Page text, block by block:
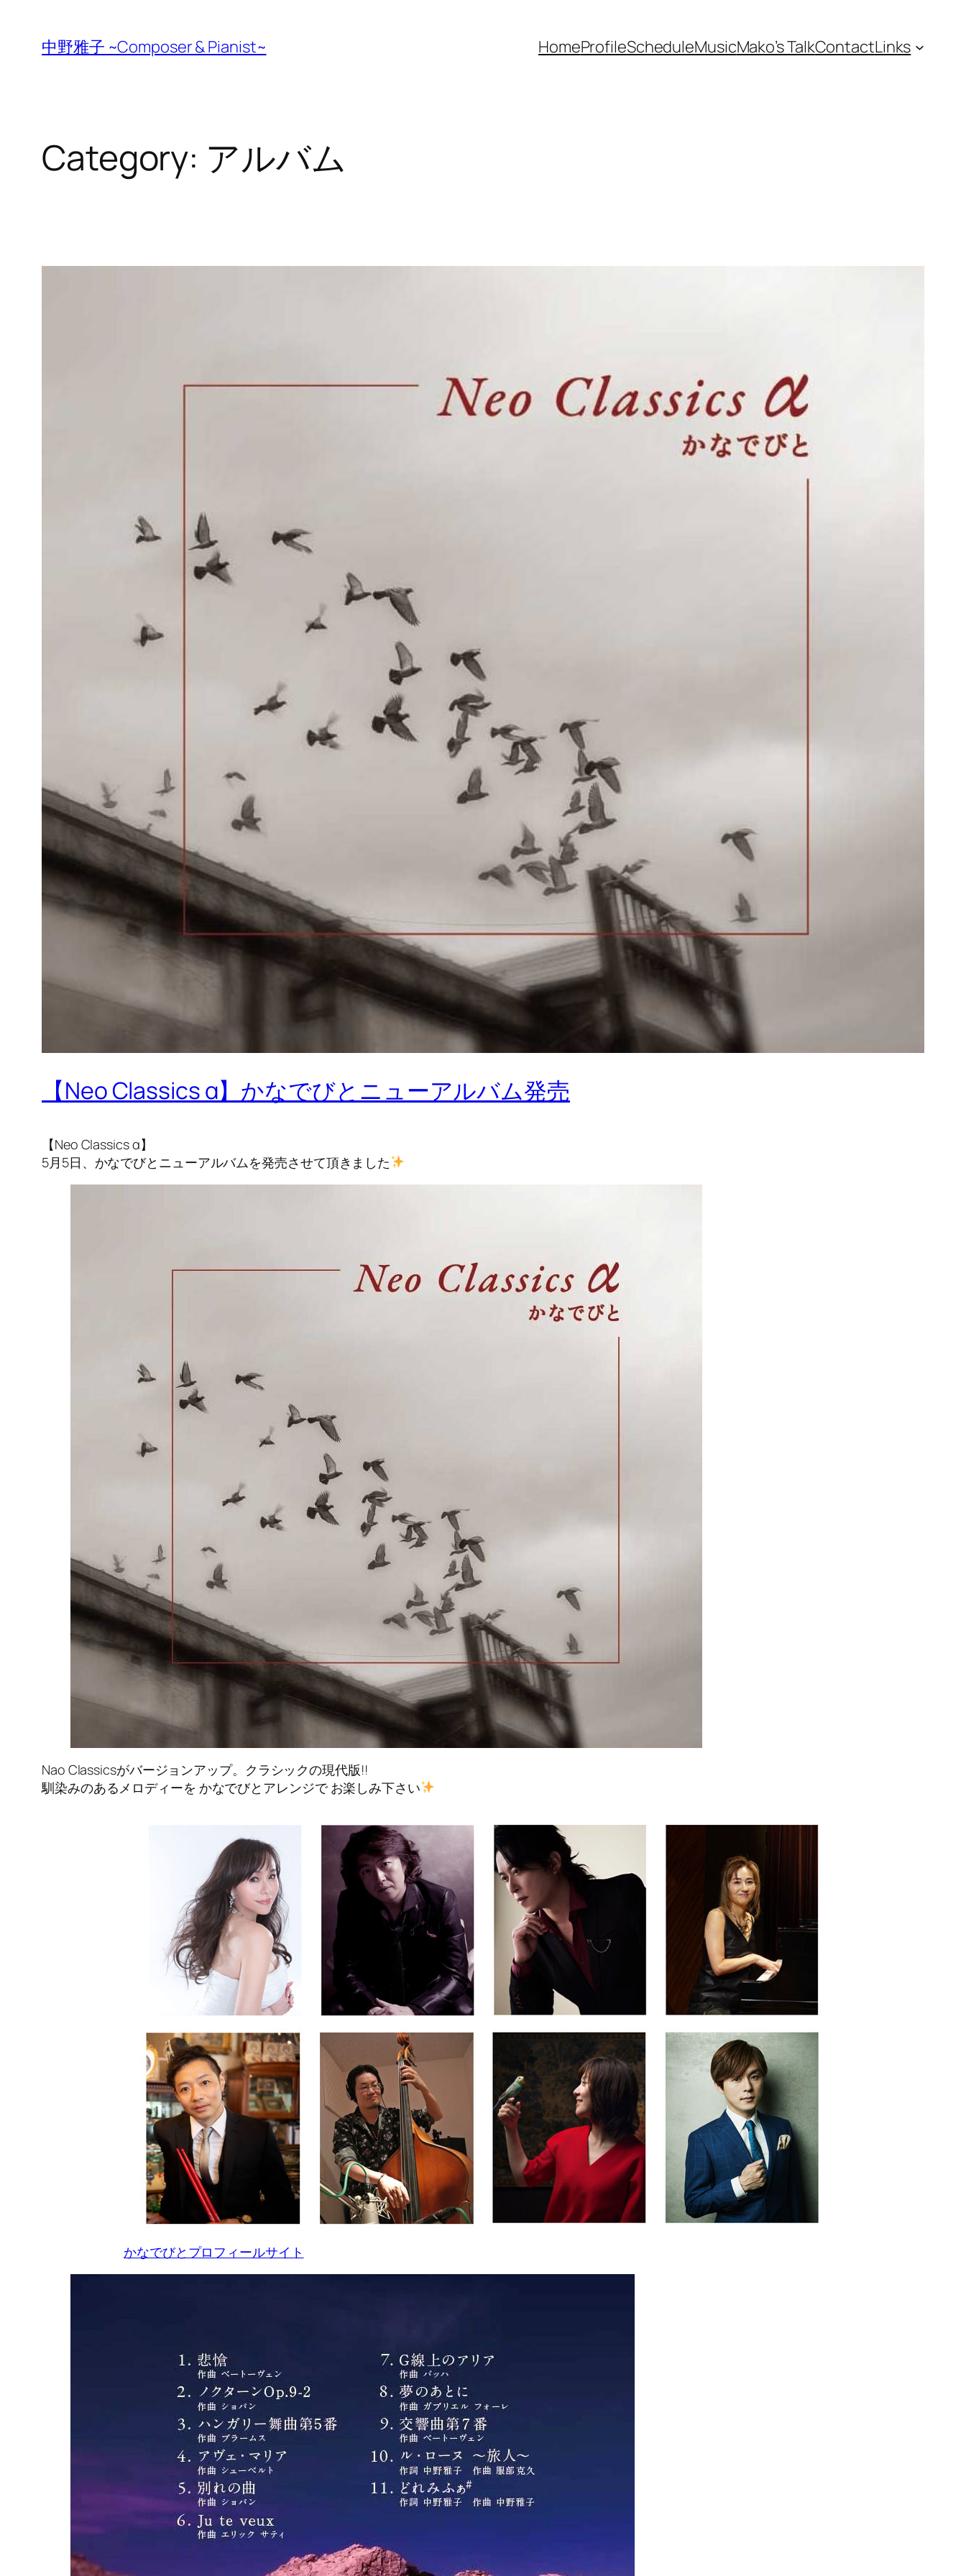
content
中野雅子 ~Composer & Pianist~ HomeProfileScheduleMusicMako’s TalkContactLinks
Category: アルバム
【Neo Classics α】かなでびとニューアルバム発売
【Neo Classics α】
5月5日、かなでびとニューアルバムを発売させて頂きました
Nao Classicsがバージョンアップ。クラシックの現代版!!
馴染みのあるメロディーを かなでびとアレンジで お楽しみ下さい
かなでびとプロフィールサイト